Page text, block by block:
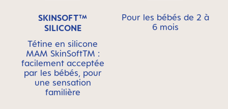
SKINSOFT™
SILICONE
Tétine en silicone
MAM SkinSoftTM :
facilement acceptée
par les bébés, pour
une sensation
familière
Pour les bébés de 2 à
6 mois